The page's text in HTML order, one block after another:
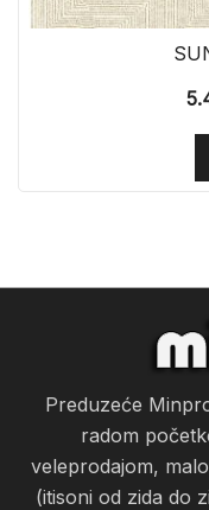
Preduzeće
radom
veleprodajom,
(itisoni od zida do